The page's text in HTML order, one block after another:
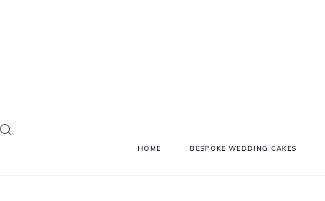
HOME BESPOKE WEDDING CAKES